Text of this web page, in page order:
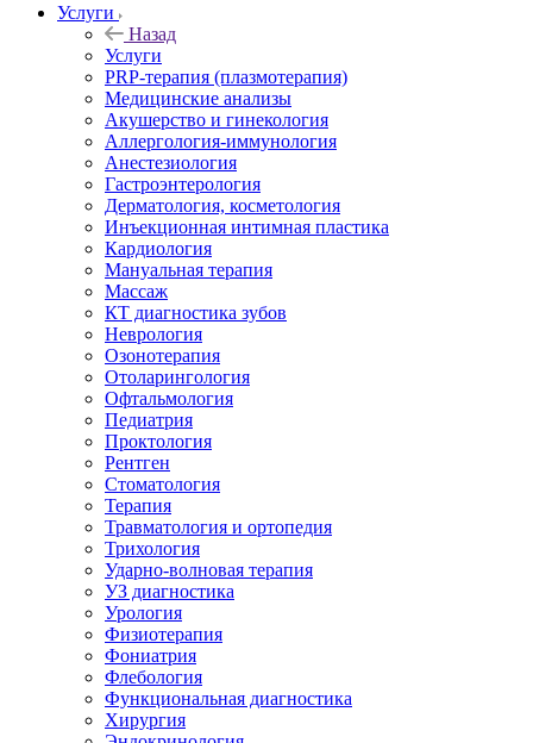
Услуги
Назад
Услуги
PRP-терапия (плазмотерапия)
Медицинские анализы
Акушерство и гинекология
Аллергология-иммунология
Анестезиология
Гастроэнтерология
Дерматология, косметология
Инъекционная интимная пластика
Кардиология
Мануальная терапия
Массаж
КТ диагностика зубов
Неврология
Озонотерапия
Отоларингология
Офтальмология
Педиатрия
Проктология
Рентген
Стоматология
Терапия
Травматология и ортопедия
Трихология
Ударно-волновая терапия
УЗ диагностика
Урология
Физиотерапия
Фониатрия
Флебология
Функциональная диагностика
Хирургия